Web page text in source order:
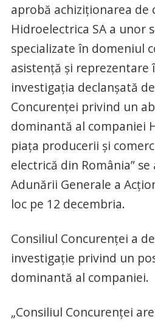
aprobă achiziţionarea de
Hidroelectrica SA a unor
specializate în domeniul
asistenţă şi reprezentare
investigaţia declanşată
Concurenţei privind un
dominantă al companiei
piaţa producerii şi
electrică din România”
Adunării Generale a
loc pe 12 decembria.
Consiliul Concurenţei a
investigație privind un
dominantă al companiei.
„Consiliul Concurenţei